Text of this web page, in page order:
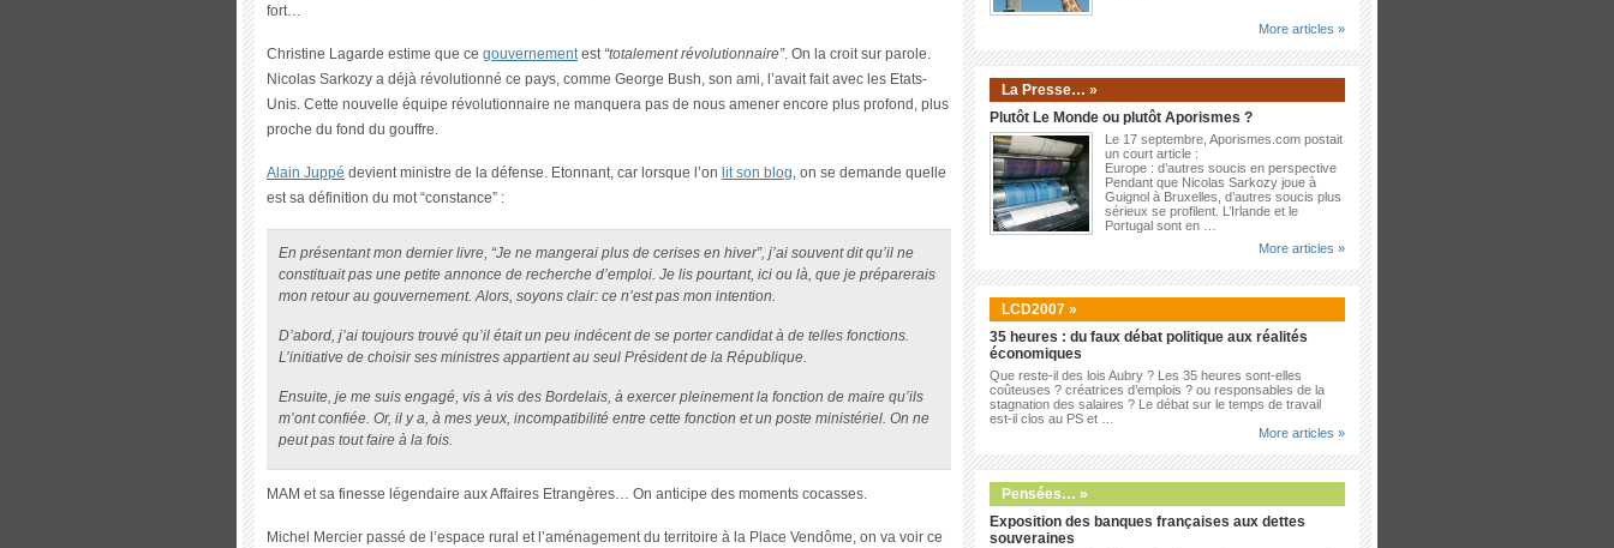
fort…
Christine Lagarde estime que ce gouvernementest “totalement révolutionnaire”. On la croit sur parole.
Nicolas Sarkozy a déjà révolutionné ce pays, comme George Bush, son ami, l’avait fait avec les Etats-
Unis. Cette nouvelle équipe révolutionnaire ne manquera pas de nous amener encore plus profond, plus
proche du fond du gouffre.
Alain Juppé devient ministre de la défense. Etonnant, car lorsque l’on lit son blog, on se demande quelle
est sa définition du mot “constance” :
En présentant mon dernier livre, “Je ne mangerai plus de cerises en hiver”, j’ai souvent dit qu’il ne
constituait pas une petite annonce de recherche d’emploi. Je lis pourtant, ici ou là, que je préparerais
mon retour au gouvernement. Alors, soyons clair: ce n’est pas mon intention.
D’abord, j’ai toujours trouvé qu’il était un peu indécent de se porter candidat à de telles fonctions.
L’initiative de choisir ses ministres appartient au seul Président de la République.
Ensuite, je me suis engagé, vis à vis des Bordelais, à exercer pleinement la fonction de maire qu’ils
m’ont confiée. Or, il y a, à mes yeux, incompatibilité entre cette fonction et un poste ministériel. On ne
peut pas tout faire à la fois.
MAM et sa finesse légendaire aux Affaires Etrangères… On anticipe des moments cocasses.
Michel Mercier passé de l’espace rural et l’aménagement du territoire à la Place Vendôme, on va voir ce
More articles »
La Presse… »
Plutôt Le Monde ou plutôt Aporismes ?
Le 17 septembre, Aporismes.com postait
un court article :
Europe : d’autres soucis en perspective
Pendant que Nicolas Sarkozy joue à
Guignol à Bruxelles, d’autres soucis plus
sérieux se profilent. L’Irlande et le
Portugal sont en …
More articles »
LCD2007 »
35 heures : du faux débat politique aux réalités
économiques
Que reste-il des lois Aubry ? Les 35 heures sont-elles
coûteuses ? créatrices d’emplois ? ou responsables de la
stagnation des salaires ? Le débat sur le temps de travail
est-il clos au PS et …
More articles »
Pensées… »
Exposition des banques françaises aux dettes
souveraines